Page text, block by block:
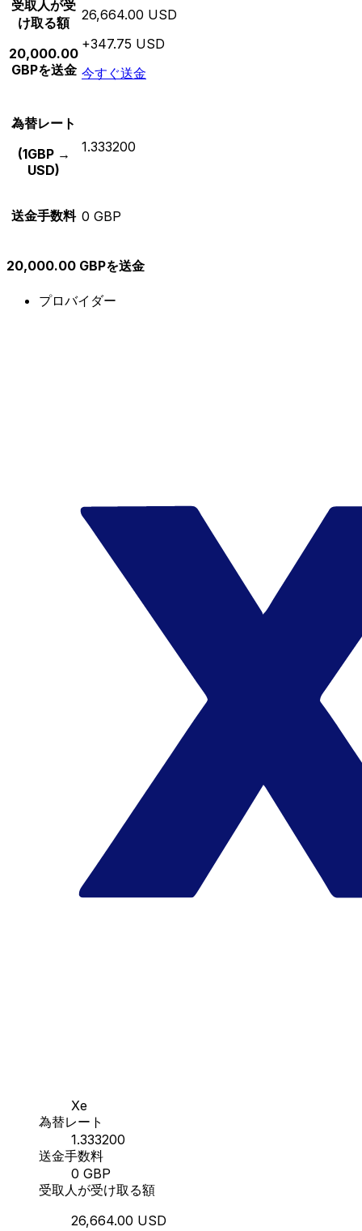
受取人が受
け取る額
20,000.00
GBPを送金
26,664.00 USD
+347.75 USD
今すぐ送金
為替レート
(1GBP →
USD)
1.333200
送金手数料 0 GBP
20,000.00 GBPを送金
プロバイダー
Xe
為替レート
1.333200
送金手数料
0 GBP
受取人が受け取る額
26,664.00 USD